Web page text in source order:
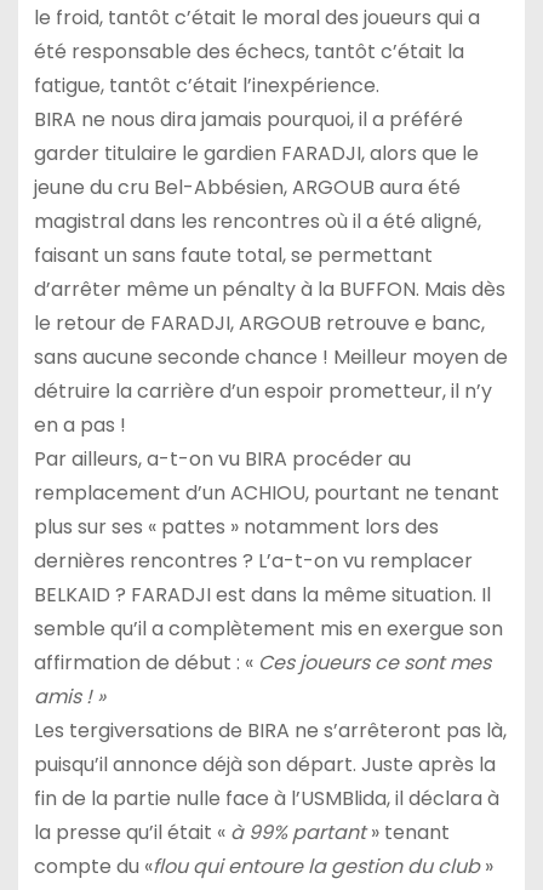
le froid, tantôt c’était le moral des joueurs qui a
été responsable des échecs, tantôt c’était la
fatigue, tantôt c’était l’inexpérience.
BIRA ne nous dira jamais pourquoi, il a préféré
garder titulaire le gardien FARADJI, alors que le
jeune du cru Bel-Abbésien, ARGOUB aura été
magistral dans les rencontres où il a été aligné,
faisant un sans faute total, se permettant
d’arrêter même un pénalty à la BUFFON. Mais dès
le retour de FARADJI, ARGOUB retrouve e banc,
sans aucune seconde chance ! Meilleur moyen de
détruire la carrière d’un espoir prometteur, il n’y
en a pas !
Par ailleurs, a-t-on vu BIRA procéder au
remplacement d’un ACHIOU, pourtant ne tenant
plus sur ses « pattes » notamment lors des
dernières rencontres ? L’a-t-on vu remplacer
BELKAID ? FARADJI est dans la même situation. Il
semble qu’il a complètement mis en exergue son
affirmation de début : «Ces joueurs ce sont mes
amis ! »
Les tergiversations de BIRA ne s’arrêteront pas là,
puisqu’il annonce déjà son départ. Juste après la
fin de la partie nulle face à l’USMBlida, il déclara à
la presse qu’il était «à 99% partant» tenant
compte du «flou qui entoure la gestion du club»